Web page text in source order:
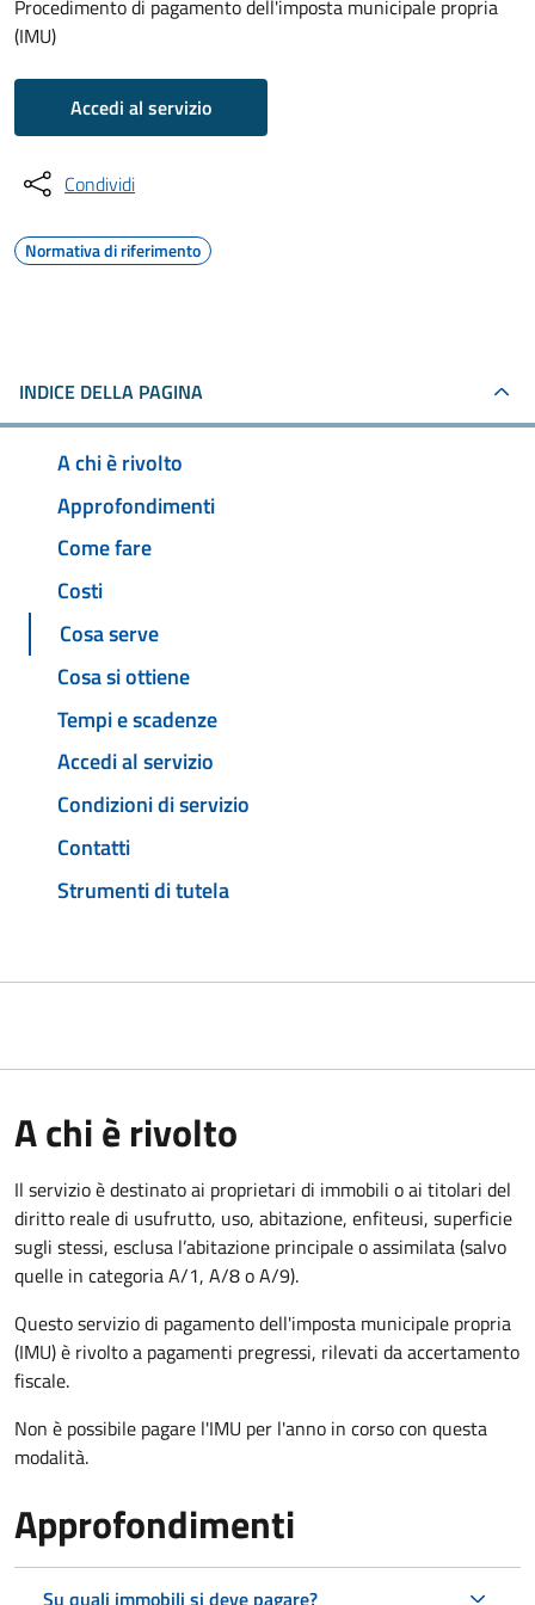
Procedimento di pagamento dell'imposta municipale propria
(IMU)
Accedi al servizio
Condividi
Normativa di riferimento
INDICE DELLA PAGINA
A chi è rivolto
Approfondimenti
Come fare
Costi
Cosa serve
Cosa si ottiene
Tempi e scadenze
Accedi al servizio
Condizioni di servizio
Contatti
Strumenti di tutela
A chi è rivolto
Il servizio è destinato ai proprietari di immobili o ai titolari del
diritto reale di usufrutto, uso, abitazione, enfiteusi, superficie
sugli stessi, esclusa l’abitazione principale o assimilata (salvo
quelle in categoria A/1, A/8 o A/9).
Questo servizio di pagamento dell'imposta municipale propria
(IMU) è rivolto a pagamenti pregressi, rilevati da accertamento
fiscale.
Non è possibile pagare l'IMU per l'anno in corso con questa
modalità.
Approfondimenti
Su quali immobili si deve pagare?